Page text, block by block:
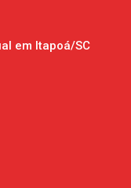
em Itapoá/SC